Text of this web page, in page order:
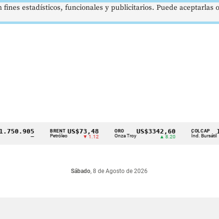
BRENT
Petróleo
US$73,48
▼ 1.12 Onza Troy
US$3342,60
▲ 8.20
COLCAP
Índ. Bursátil
Sábado, 8 de Agosto de 2026
estadísticos, funcionales y publicitarios. Puede aceptarlas